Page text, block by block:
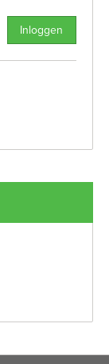
Inloggen